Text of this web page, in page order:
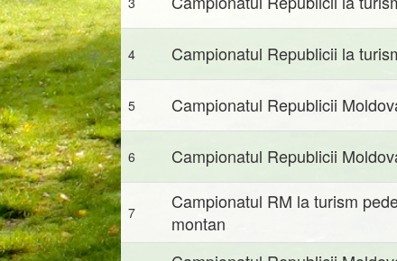
4 Campionatul Republicii la
5 Campionatul Republicii
6 Campionatul Republicii
7
Campionatul RM la turism
montan